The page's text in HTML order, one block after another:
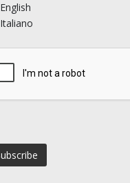
English
Italiano